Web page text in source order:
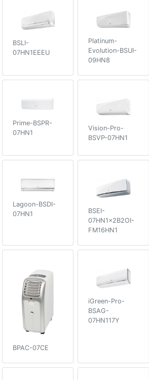
BSLI-
07HN1EEEU
Platinum-
Evolution-BSUI-
09HN8
Prime-BSPR-
07HN1
Vision-Pro-
BSVP-07HN1
Lagoon-BSDI-
07HN1
BSEI-
07HN1x2B2OI-
FM16HN1
BPAC-07CE
iGreen-Pro-
BSAG-
07HN117Y